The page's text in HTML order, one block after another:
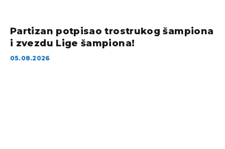
Partizan potpisao trostrukog šampiona
i zvezdu Lige šampiona!
05.08.2026